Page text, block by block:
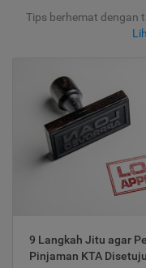
Tips berhemat dengan
9 Langkah Jitu agar
Pinjaman KTA